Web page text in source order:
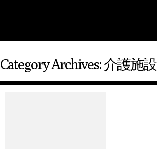
Category Archives: 介護施設